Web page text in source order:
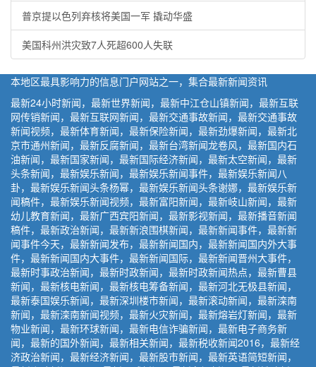
普京提以色列弃核将美国一军 撬动华盛
美国科州洪灾致7人死超600人失联
本地区最具影响力的信息门户网站之一，集合最新新闻资讯
最新24小时新闻，最新世界新闻，最新中江仓山镇新闻，最新互联
网传销新闻，最新互联网新闻，最新交通事故新闻，最新交通事故
新闻视频，最新体育新闻，最新保险新闻，最新劲爆新闻，最新北
京市通州新闻，最新反腐新闻，最新台湾新闻龙卷风，最新国内石
油新闻，最新国家新闻，最新国际经济新闻，最新太空新闻，最新
头条新闻，最新娱乐新闻，最新娱乐新闻事件，最新娱乐新闻八
卦，最新娱乐新闻头条杨幂，最新娱乐新闻头条谢娜，最新娱乐新
闻稿件，最新娱乐新闻视频，最新富阳新闻，最新岐山新闻，最新
幼儿教育新闻，最新广西宾阳新闻，最新影视新闻，最新播音新闻
稿件，最新政治新闻，最新新浪围棋新闻，最新新闻事件，最新新
闻事件今天，最新新闻发布，最新新闻国内，最新新闻国内外大事
件，最新新闻国内大事件，最新新闻国际，最新新闻晋州大事件，
最新时事政治新闻，最新时政新闻，最新时政新闻热点，最新曹县
新闻，最新核电新闻，最新核电筹备新闻，最新河北无极县新闻，
最新泰国娱乐新闻，最新深圳楼市新闻，最新滚动新闻，最新滦南
新闻，最新滦南新闻视频，最新火灾新闻，最新熔岩灯新闻，最新
物业新闻，最新环球新闻，最新电信诈骗新闻，最新电子商务新
闻，最新的国外新闻，最新相关新闻，最新税收新闻2016，最新经
济政治新闻，最新经济新闻，最新股市新闻，最新英语简短新闻，